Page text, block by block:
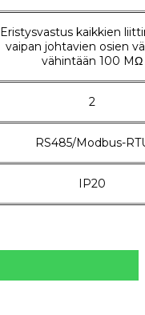
Eristysvastus kaikkien
vaipan johtavien osien
vähintään 100 MΩ
2
RS485/Modbus-
IP20